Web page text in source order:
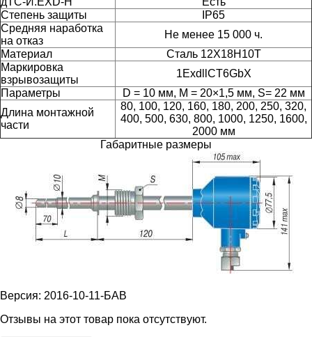
Степень защиты
IP65
Средняя наработка
на отказ
Не менее 15 000 ч.
Материал
Сталь 12Х18Н10Т
Маркировка
взрывозащиты
1ExdllCT6GbX
Параметры
D = 10 мм, M = 20×1,5 мм, S= 22 мм
Длина монтажной
части
80, 100, 120, 160, 180, 200, 250, 320,
400, 500, 630, 800, 1000, 1250, 1600,
2000 мм
Габаритные размеры
Версия: 2016-10-11-БАВ
Отзывы на этот товар пока отсутствуют.